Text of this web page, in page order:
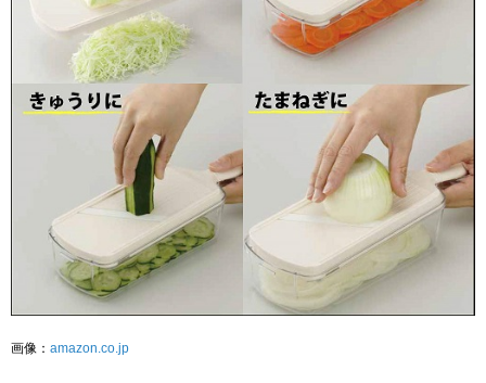
画像： amazon.co.jp